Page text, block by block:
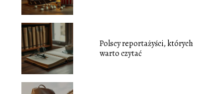
Polscy reportażyści, których
warto czytać